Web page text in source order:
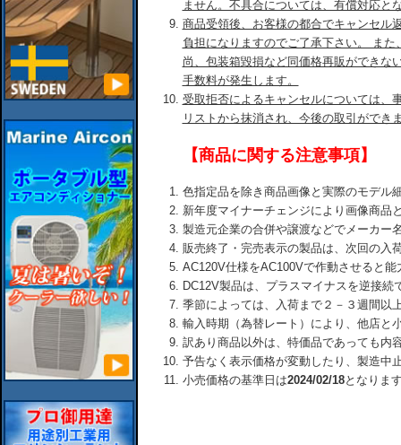
ません。不具合については、有償対応と
商品受領後、お客様の都合でキャンセル
負担になりますのでご了承下さい。 ま
尚、包装箱毀損など同価格再販ができな
手数料が発生します。
受取拒否によるキャンセルについては、
リストから抹消され、今後の取引ができ
【商品に関する注意事項】
色指定品を除き商品画像と実際のモデル
新年度マイナーチェンジにより画像商品
製造元企業の合併や譲渡などでメーカー
販売終了・完売表示の製品は、次回の入
AC120V仕様をAC100Vで作動させると
DC12V製品は、プラスマイナスを逆接
季節によっては、入荷まで２－３週間以
輸入時期（為替レート）により、他店と
訳あり商品以外は、特価品であっても内
予告なく表示価格が変動したり、製造中
小売価格の基準日は2024/02/18となりま